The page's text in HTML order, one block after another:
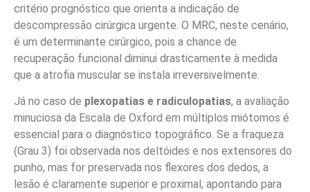
critério prognóstico que orienta a indicação de
descompressão cirúrgica urgente. O MRC, neste cenário,
é um determinante cirúrgico, pois a chance de
recuperação funcional diminui drasticamente à medida
que a atrofia muscular se instala irreversivelmente.
Já no caso de plexopatias e radiculopatias, a avaliação
minuciosa da Escala de Oxford em múltiplos miótomos é
essencial para o diagnóstico topográfico. Se a fraqueza
(Grau 3) foi observada nos deltóides e nos extensores do
punho, mas for preservada nos flexores dos dedos, a
lesão é claramente superior e proximal, apontando para